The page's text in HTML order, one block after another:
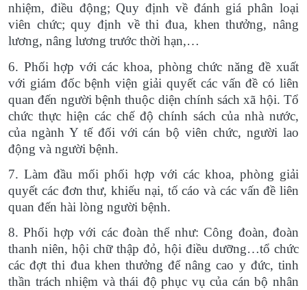
nhiệm, điều động; Quy định về đánh giá phân loại
viên chức; quy định về thi đua, khen thưởng, nâng
lương, nâng lương trước thời hạn,…
6. Phối hợp với các khoa, phòng chức năng đề xuất
với giám đốc bệnh viện giải quyết các vấn đề có liên
quan đến người bệnh thuộc diện chính sách xã hội. Tổ
chức thực hiện các chế độ chính sách của nhà nước,
của ngành Y tế đối với cán bộ viên chức, người lao
động và người bệnh.
7. Làm đầu mối phối hợp với các khoa, phòng giải
quyết các đơn thư, khiếu nại, tố cáo và các vấn đề liên
quan đến hài lòng người bệnh.
8. Phối hợp với các đoàn thể như: Công đoàn, đoàn
thanh niên, hội chữthập đỏ, hội điều dưỡng…tổ chức
các đợt thi đua khen thưởng để nâng cao y đức, tinh
thần trách nhiệm và thái độ phục vụ của cán bộ nhân